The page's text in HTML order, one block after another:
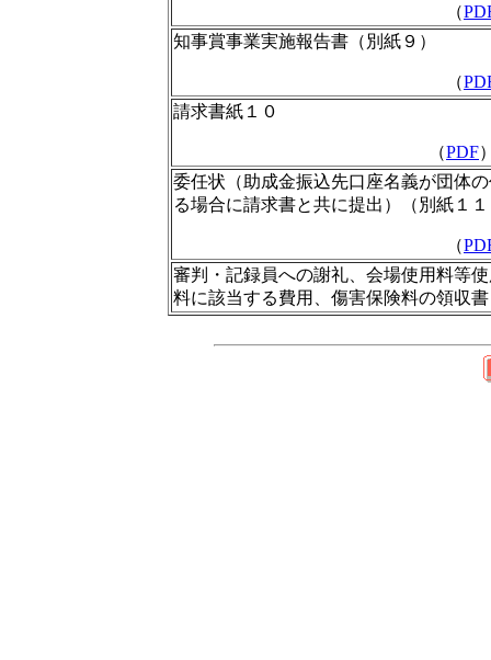
（
知事賞事業実施報告書（別紙９）
（
請求書紙１０
（PDF
委任状（助成金振込先口座名義が団体
る場合に請求書と共に提出）（別紙１
（
審判・記録員への謝礼、会場使用料等
料に該当する費用、傷害保険料の領収書